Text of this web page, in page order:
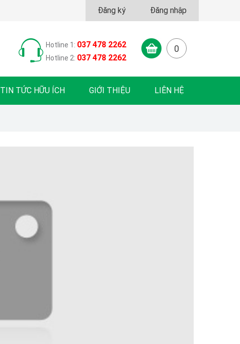
Đăng ký Đăng nhập
Hotline 1: 037 478 2262
Hotline 2: 037 478 2262
0
TIN TỨC HỮU ÍCH GIỚI THIỆU LIÊN HỆ